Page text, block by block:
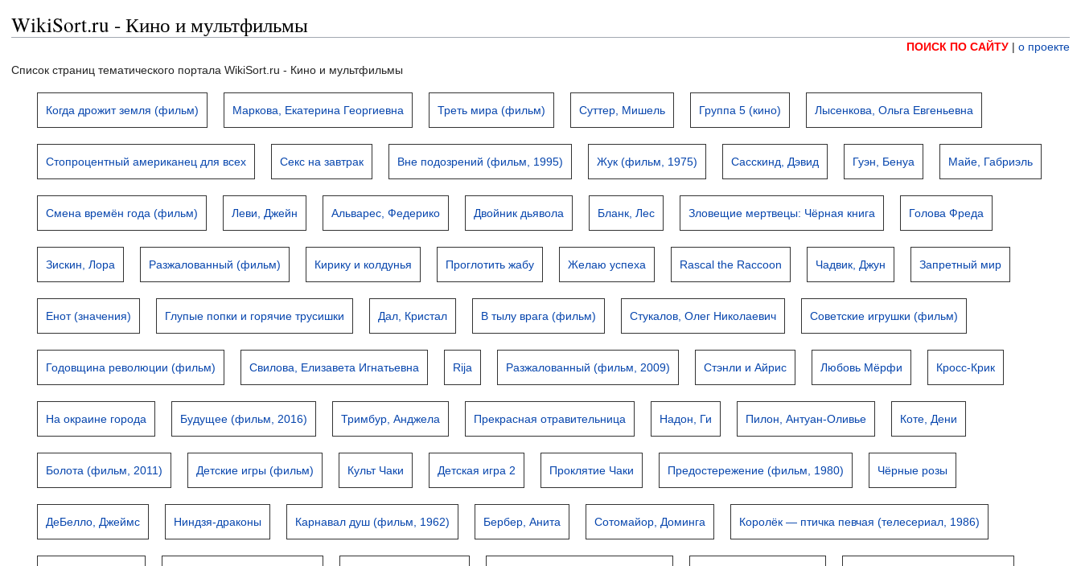
WikiSort.ru - Кино и мультфильмы
ПОИСК ПО САЙТУ | о проекте
Список страниц тематического портала WikiSort.ru - Кино и мультфильмы
Когда дрожит земля (фильм) Маркова, Екатерина Георгиевна Треть мира (фильм) Суттер, Мишель Группа 5 (кино) Лысенкова, Ольга Евгеньевна
Стопроцентный американец для всех Секс на завтрак Вне подозрений (фильм, 1995) Жук (фильм, 1975) Сасскинд, Дэвид Гуэн, Бенуа Майе, Габриэль
Смена времён года (фильм) Леви, Джейн Альварес, Федерико Двойник дьявола Бланк, Лес Зловещие мертвецы: Чёрная книга Голова Фреда
Зискин, Лора Разжалованный (фильм) Кирику и колдунья Проглотить жабу Желаю успеха Rascal the Raccoon Чадвик, Джун Запретный мир
Енот (значения) Глупые попки и горячие трусишки Дал, Кристал В тылу врага (фильм) Стукалов, Олег Николаевич Советские игрушки (фильм)
Годовщина революции (фильм) Свилова, Елизавета Игнатьевна Rija Разжалованный (фильм, 2009) Стэнли и Айрис Любовь Мёрфи Кросс-Крик
На окраине города Будущее (фильм, 2016) Тримбур, Анджела Прекрасная отравительница Надон, Ги Пилон, Антуан-Оливье Коте, Дени
Болота (фильм, 2011) Детские игры (фильм) Культ Чаки Детская игра 2 Проклятие Чаки Предостережение (фильм, 1980) Чёрные розы
ДеБелло, Джеймс Ниндзя-драконы Карнавал душ (фильм, 1962) Бербер, Анита Сотомайор, Доминга Королёк — птичка певчая (телесериал, 1986)